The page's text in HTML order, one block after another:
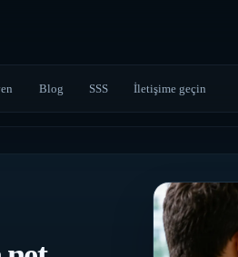
Blog SSS İletişime geçin